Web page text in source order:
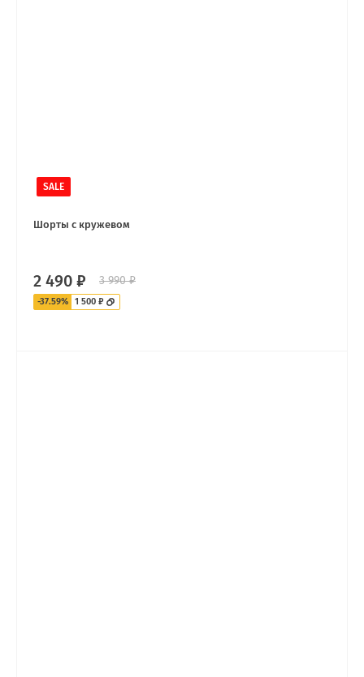
SALE
Шорты с кружевом
2 490 ₽ 3 990 ₽
-37.59% 1 500 ₽